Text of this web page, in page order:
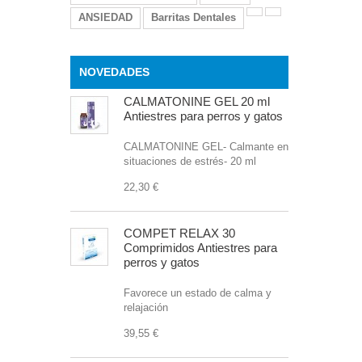
ANSIEDAD Barritas Dentales
NOVEDADES
CALMATONINE GEL 20 ml
Antiestres para perros y gatos
CALMATONINE GEL- Calmante en
situaciones de estrés- 20 ml
22,30 €
COMPET RELAX 30
Comprimidos Antiestres para
perros y gatos
Favorece un estado de calma y
relajación
39,55 €